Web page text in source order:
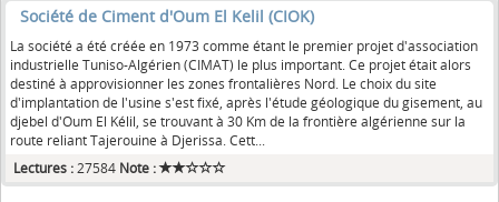
Société de Ciment d'Oum El Kelil (CIOK)
La société a été créée en 1973 comme étant le premier projet d'association
industrielle Tuniso-Algérien (CIMAT) le plus important. Ce projet était alors
destiné à approvisionner les zones frontalières Nord. Le choix du site
d'implantation de l'usine s'est fixé, après l'étude géologique du gisement, au
djebel d'Oum El Kélil, se trouvant à 30 Km de la frontière algérienne sur la
route reliant Tajerouine à Djerissa. Cett...
Lectures : 27584 Note :